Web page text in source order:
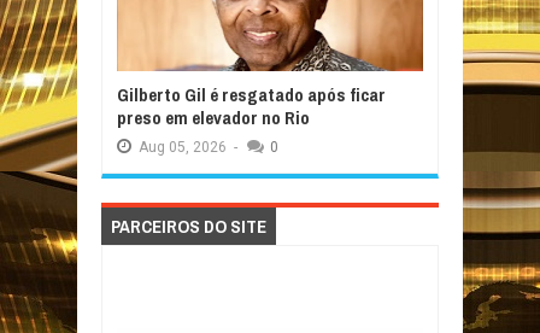
Gilberto Gil é resgatado após ficar
preso em elevador no Rio
Aug 05, 2026 - 0
PARCEIROS DO SITE